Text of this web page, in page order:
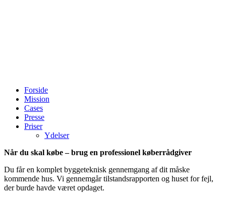
Forside
Mission
Cases
Presse
Priser
Ydelser
Når du skal købe – brug en professionel køberrådgiver
Du får en komplet byggeteknisk gennemgang af dit måske
kommende hus. Vi gennemgår tilstandsrapporten og huset for fejl,
der burde havde været opdaget.